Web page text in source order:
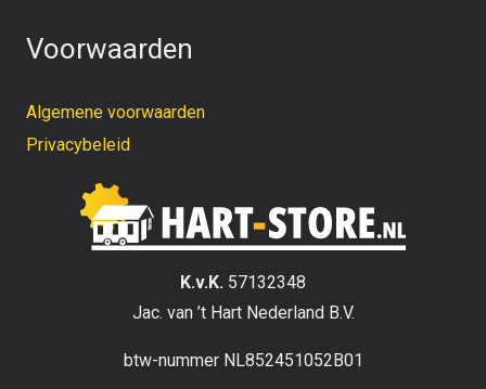
Voorwaarden
Algemene voorwaarden
Privacybeleid
K.v.K. 57132348
Jac. van ’t Hart Nederland B.V.
btw-nummer NL852451052B01